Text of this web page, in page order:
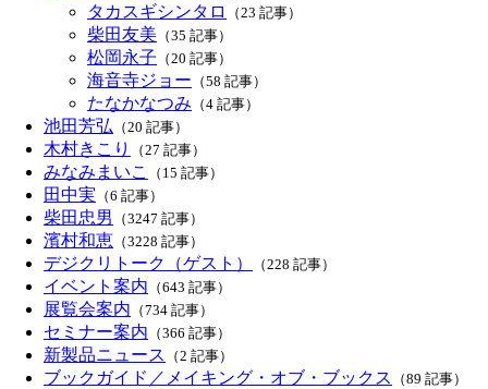
タカスギシンタロ （23 記事）
柴田友美 （35 記事）
松岡永子 （20 記事）
海音寺ジョー （58 記事）
たなかなつみ （4 記事）
池田芳弘 （20 記事）
木村きこり （27 記事）
みなみまいこ （15 記事）
田中実 （6 記事）
柴田忠男 （3247 記事）
濱村和恵 （3228 記事）
デジクリトーク（ゲスト） （228 記事）
イベント案内 （643 記事）
展覧会案内 （734 記事）
セミナー案内 （366 記事）
新製品ニュース （2 記事）
ブックガイド／メイキング・オブ・ブックス （89 記事）